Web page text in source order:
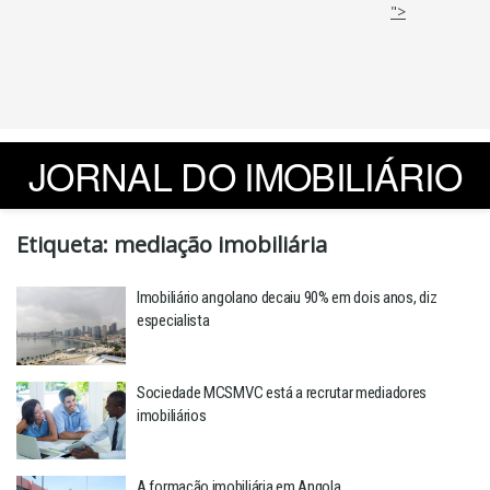
">
JORNAL DO IMOBILIÁRIO
Etiqueta: mediação imobiliária
Imobiliário angolano decaiu 90% em dois anos, diz
especialista
Sociedade MCSMVC está a recrutar mediadores
imobiliários